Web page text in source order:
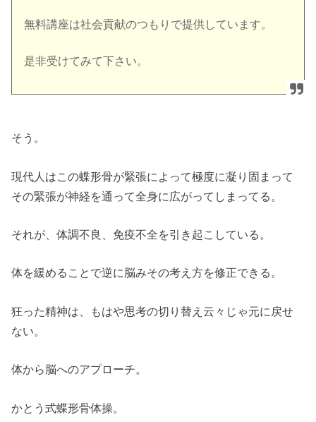
無料講座は社会貢献のつもりで提供しています。
是非受けてみて下さい。
そう。
現代人はこの蝶形骨が緊張によって極度に凝り固まって
その緊張が神経を通って全身に広がってしまってる。
それが、体調不良、免疫不全を引き起こしている。
体を緩めることで逆に脳みその考え方を修正できる。
狂った精神は、もはや思考の切り替え云々じゃ元に戻せ
ない。
体から脳へのアプローチ。
かとう式蝶形骨体操。